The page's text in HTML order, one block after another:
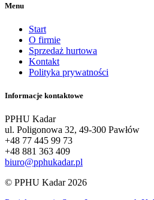
Menu
Start
O firmie
Sprzedaż hurtowa
Kontakt
Polityka prywatności
Informacje kontaktowe
PPHU Kadar
ul. Poligonowa 32, 49-300 Pawłów
+48 77 445 99 73
+48 881 363 409
biuro@pphukadar.pl
© PPHU Kadar 2026